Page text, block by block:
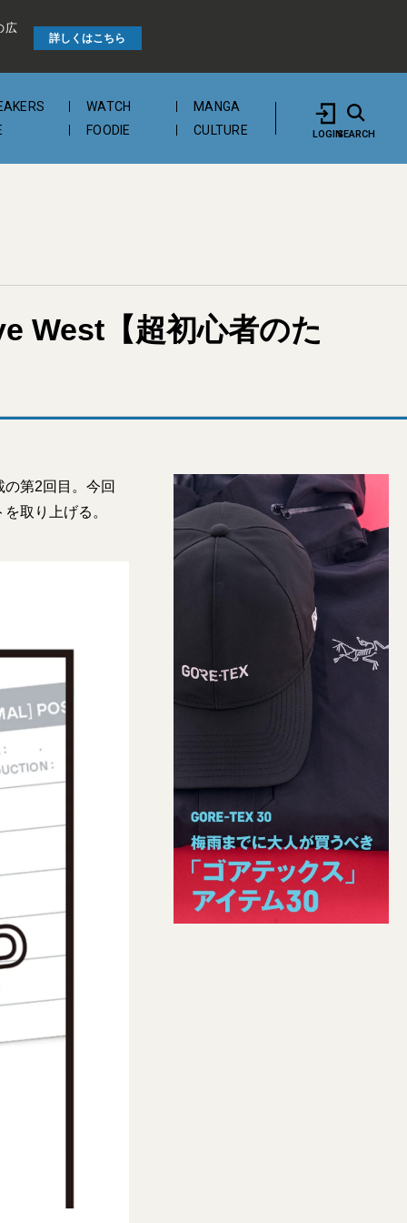
広
詳しくはこちら
WATCH
MANGA
FOODIE CULTURE LOGINSEARCH
West【超初心者のた
第2回目。今回
取り上げる。